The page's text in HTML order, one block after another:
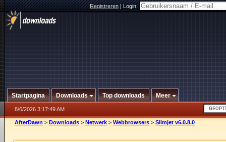
Registreren|Login:
Startpagina Downloads Top downloads Meer
8/6/2026 3:17:49 AM
AfterDawn > Downloads > Netwerk > Webbrowsers > Slimjet v6.0.8.0